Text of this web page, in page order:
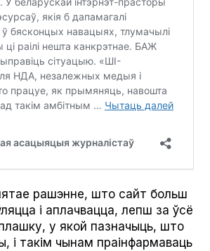
рашэнне, што сайт больш
і аплачвацца, лепш за ўсё
плашку, у якой пазначыць, што
і такім чынам праінфармаваць